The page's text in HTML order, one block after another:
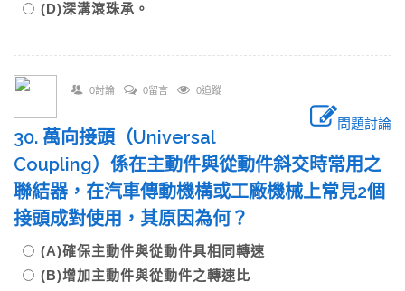
(D)深溝滾珠承。
0討論 0留言 0追蹤
問題討論
30. 萬向接頭（Universal
Coupling）係在主動件與從動件斜交時常用之
聯結器，在汽車傳動機構或工廠機械上常見2個
接頭成對使用，其原因為何？
(A)確保主動件與從動件具相同轉速
(B)增加主動件與從動件之轉速比